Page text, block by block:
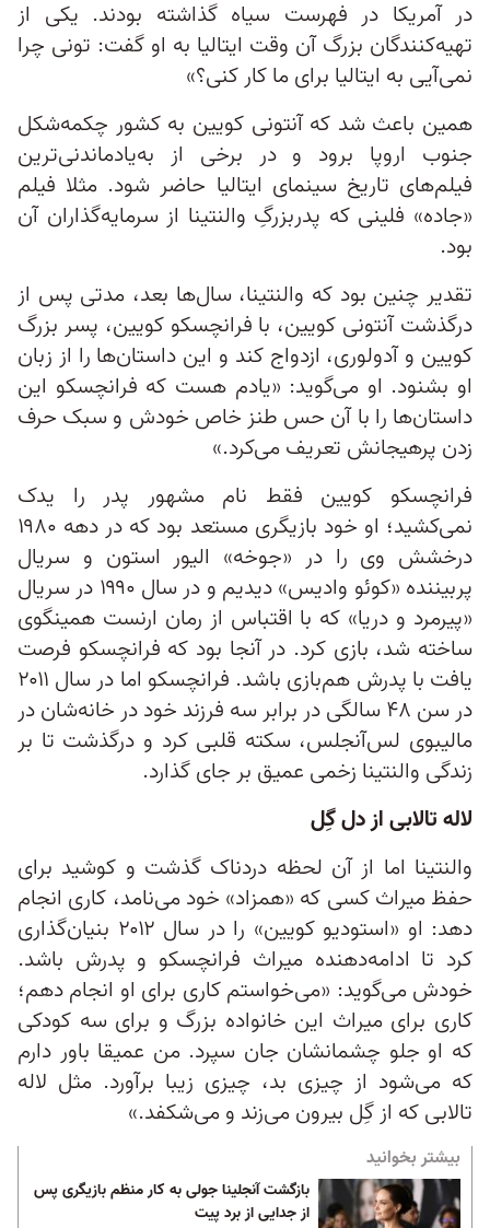
در آمریکا در فهرست سیاه گذاشته بودند. یکی از
تهیه‌کنندگان بزرگ آن وقت ایتالیا به او گفت: تونی چرا
نمی‌آیی به ایتالیا برای ما کار کنی؟»
همین باعث شد که آنتونی کویین به کشور چکمه‌شکل
جنوب اروپا برود و در برخی از به‌یادماندنی‌ترین
فیلم‌های تاریخ سینمای ایتالیا حاضر شود. مثلا فیلم
«جاده» فلینی که پدربزرگِ والنتینا از سرمایه‌گذاران آن
بود.
تقدیر چنین بود که والنتینا، سال‌ها بعد، مدتی پس از
درگذشت آنتونی کویین، با فرانچسکو کویین، پسر بزرگ
کویين و آدولوری، ازدواج کند و این داستان‌ها را از زبان
او بشنود. او می‌گوید: «یادم هست که فرانچسکو این
داستان‌ها را با آن حس طنز خاص خودش و سبک حرف
زدن پرهیجانش تعریف می‌کرد.»
فرانچسکو کویین فقط نام مشهور پدر را یدک
نمی‌کشید؛ او خود بازیگری مستعد بود که در دهه ۱۹۸۰
درخشش وی را در «جوخه» الیور استون و سریال
پربیننده «کوئو وادیس» دیدیم و در سال ۱۹۹۰ در سریال
«پیرمرد و دریا» که با اقتباس از رمان ارنست همینگوی
ساخته شد، بازی کرد. در آنجا بود که فرانچسکو فرصت
یافت با پدرش هم‌بازی باشد. فرانچسکو اما در سال ۲۰۱۱
در سن ۴۸ سالگی در برابر سه فرزند خود در خانه‌شان در
مالیبوی لس‌آنجلس، سکته قلبی کرد و درگذشت تا بر
زندگی والنتینا زخمی عمیق بر جای گذارد.
لاله تالابی از دل گِل
والنتینا اما از آن لحظه دردناک گذشت و کوشید برای
حفظ میراث کسی که «همزاد» خود می‌نامد، کاری انجام
دهد: او «استودیو کویین» را در سال ۲۰۱۲ بنیان‌گذاری
کرد تا ادامه‌دهنده میراث فرانچسکو و پدرش باشد.
خودش می‌گوید: «می‌خواستم کاری برای او انجام دهم؛
کاری برای میراث این خانواده بزرگ و برای سه کودکی
که او جلو چشمانشان جان سپرد. من عمیقا باور دارم
که می‌شود از چیزی بد، چیزی زیبا برآورد. مثل لاله
تالابی که از گِل بیرون می‌زند و می‌شکفد.»
بیشتر بخوانید
بازگشت آنجلینا جولی به کار منظم بازیگری پس
از جدایی از برد پیت